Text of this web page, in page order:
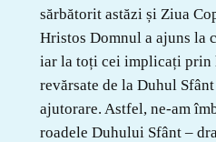
sărbătorit astăzi și Ziua
Hristos Domnul a ajuns la
iar la toți cei implicați
revărsate de la Duhul
ajutorare. Astfel, ne-am
roadele Duhului Sfânt –